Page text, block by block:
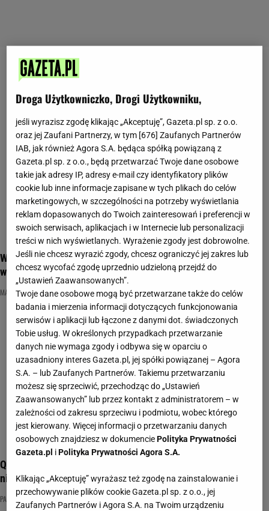
patriota
Wielki quiz wiedzy o Polsce. 50% punktów to już spory
wyczyn. Spróbuj!
MAJÓWKA NAJNOWSZE QUIZY DZISIAJ DODANE PATRIOTA
Quiz wiedzy o Polsce, który musisz rozwiązać! Połowa z was
nie daje rady
PATRIOTA QUIZ WIEDZY
Droga Użytkowniczko, Drogi Użytkowniku,
jeśli wyrazisz zgodę klikając „Akceptuję”, Gazeta.pl sp. z o.o.
oraz jej Zaufani Partnerzy, w tym [ 676 ] Zaufanych Partnerów
IAB, jak również Agora S.A. będąca spółką powiązaną z
Gazeta.pl sp. z o.o., będą przetwarzać Twoje dane osobowe
takie jak adresy IP, adresy e-mail czy identyfikatory plików
cookie lub inne informacje zapisane w tych plikach do celów
marketingowych, w szczególności na potrzeby wyświetlania
reklam dopasowanych do Twoich zainteresowań i preferencji w
swoich serwisach, aplikacjach i w Internecie lub personalizacji
treści w nich wyświetlanych. Wyrażenie zgody jest dobrowolne.
Jeśli nie chcesz wyrazić zgody, chcesz ograniczyć jej zakres lub
chcesz wycofać zgodę uprzednio udzieloną przejdź do
„Ustawień Zaawansowanych”.
Twoje dane osobowe mogą być przetwarzane także do celów
badania i mierzenia informacji dotyczących funkcjonowania
serwisów i aplikacji lub łączone z danymi dot. świadczonych
Tobie usług. W określonych przypadkach przetwarzanie
danych nie wymaga zgody i odbywa się w oparciu o
uzasadniony interes Gazeta.pl, jej spółki powiązanej – Agora
S.A. – lub Zaufanych Partnerów. Takiemu przetwarzaniu
możesz się sprzeciwić, przechodząc do „Ustawień
Zaawansowanych” lub przez kontakt z administratorem – w
zależności od zakresu sprzeciwu i podmiotu, wobec którego
jest kierowany. Więcej informacji o przetwarzaniu danych
osobowych znajdziesz w dokumencie Polityka Prywatności
Gazeta.pl i Polityka Prywatności Agora S.A.
Klikając „Akceptuję” wyrażasz też zgodę na zainstalowanie i
przechowywanie plików cookie Gazeta.pl sp. z o.o., jej
Zaufanych Partnerów i Agora S.A. na Twoim urządzeniu